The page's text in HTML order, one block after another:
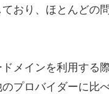
おり、ほとんどの
メインを利用する
プロバイダーに比